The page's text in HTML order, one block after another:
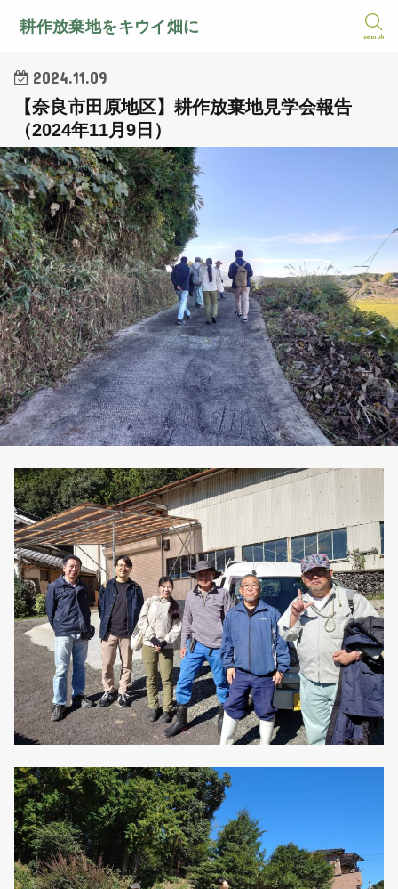
耕作放棄地をキウイ畑に
search
2024.11.09
【奈良市田原地区】耕作放棄地見学会報告
（2024年11月9日）